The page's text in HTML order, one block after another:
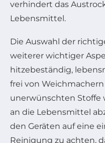
verhindert das
Lebensmittel.
Die Auswahl der
weiterer wichtiger
hitzebeständig,
frei von
unerwünschten Stoffe
an die Lebensmittel
den Geräten auf eine
Reinigung zu achten,